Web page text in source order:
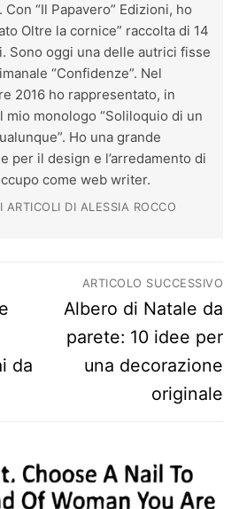
Con “Il Papavero” Edizioni, ho
Oltre la cornice” raccolta di 14
Sono oggi una delle autrici fisse
“Confidenze”. Nel
2016 ho rappresentato, in
mio monologo “Soliloquio di un
Ho una grande
per il design e l’arredamento di
come web writer.
ARTICOLI DI ALESSIA ROCCO
articoli
da
ARTICOLO SUCCESSIVO
Next post:
Albero di Natale da
parete: 10 idee per
una decorazione
originale